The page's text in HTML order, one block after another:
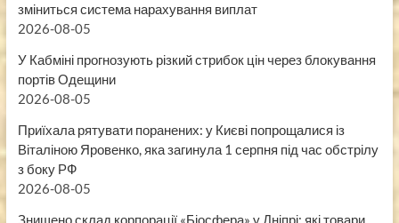
зміниться система нарахування виплат
2026-08-05
У Кабміні прогнозують різкий стрибок цін через блокування
портів Одещини
2026-08-05
Приїхала рятувати поранених: у Києві попрощалися із
Віталіною Яровенко, яка загинула 1 серпня під час обстрілу
з боку РФ
2026-08-05
Знищено склад корпорації «Біосфера» у Дніпрі: які товари